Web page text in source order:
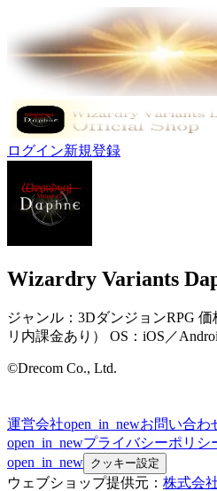
ログイン新規登録
Wizardry Variants
ジャンル：3DダンジョンRPG
リ内課金あり） OS：iOS／
©Drecom Co., Ltd.
運営会社open_in_newお問い合わ
open_in_newプライバシーポリシ
open_in_new クッキー設定
ウェブショップ提供元： 株式会